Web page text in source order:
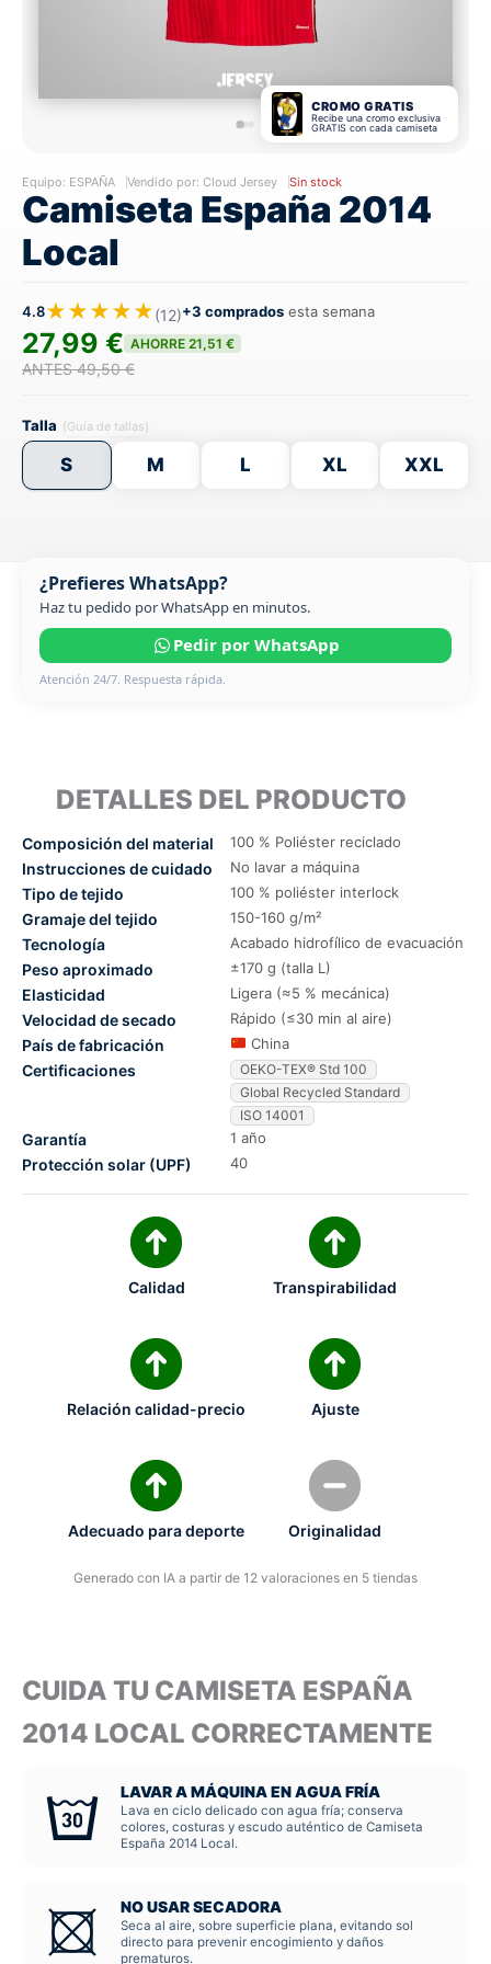
CROMO GRATIS
Recibe una cromo exclusiva
GRATIS con cada camiseta
Equipo: ESPAÑA Vendido por: Cloud Jersey Sin stock
Camiseta España 2014
Local
4.8★★★★★(12)+3 comprados esta semana
27,99 € AHORRE 21,51 €
ANTES 49,50 €
Talla (Guía de tallas)
S M L XL XXL
¿Prefieres WhatsApp?
Haz tu pedido por WhatsApp en minutos.
Pedir por WhatsApp
Atención 24/7. Respuesta rápida.
DETALLES DEL PRODUCTO
Composición del material 100 % Poliéster reciclado
Instrucciones de cuidado No lavar a máquina
Tipo de tejido 100 % poliéster interlock
Gramaje del tejido 150-160 g/m²
Tecnología Acabado hidrofílico de evacuación
Peso aproximado ±170 g (talla L)
Elasticidad Ligera (≈5 % mecánica)
Velocidad de secado Rápido (≤30 min al aire)
País de fabricación China
Certificaciones
OEKO-TEX® Std 100
Global Recycled Standard
ISO 14001
Garantía 1 año
Protección solar (UPF) 40
Calidad Transpirabilidad
Relación calidad-precio Ajuste
Adecuado para deporte Originalidad
Generado con IA a partir de 12 valoraciones en 5 tiendas
CUIDA TU CAMISETA ESPAÑA
2014 LOCAL CORRECTAMENTE
LAVAR A MÁQUINA EN AGUA FRÍA
Lava en ciclo delicado con agua fría; conserva
colores, costuras y escudo auténtico de Camiseta
España 2014 Local.
NO USAR SECADORA
Seca al aire, sobre superficie plana, evitando sol
directo para prevenir encogimiento y daños
prematuros.